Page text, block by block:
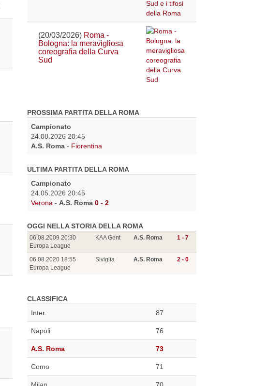
(20/03/2026) Roma -
Bologna: la meravigliosa
coreografia della Curva
Sud
PROSSIMA PARTITA DELLA ROMA
Campionato
24.08.2026 20:45
A.S. Roma - Fiorentina
ULTIMA PARTITA DELLA ROMA
Campionato
24.05.2026 20:45
Verona - A.S. Roma 0 - 2
OGGI NELLA STORIA DELLA ROMA
06.08.2009 20:30
Europa League
KAA Gent A.S. Roma 1 - 7
06.08.2020 18:55
Europa League
Siviglia A.S. Roma 2 - 0
CLASSIFICA
Inter
87
Napoli 76
A.S. Roma 73
Como 71